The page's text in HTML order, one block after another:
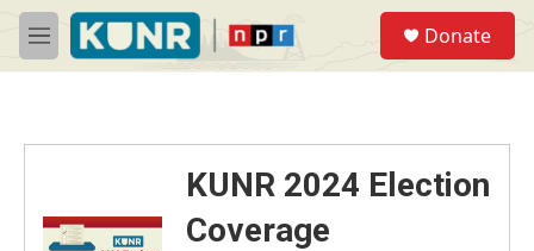
Skip to main content
M
e
Donate
KUNR 2024 Election
Coverage